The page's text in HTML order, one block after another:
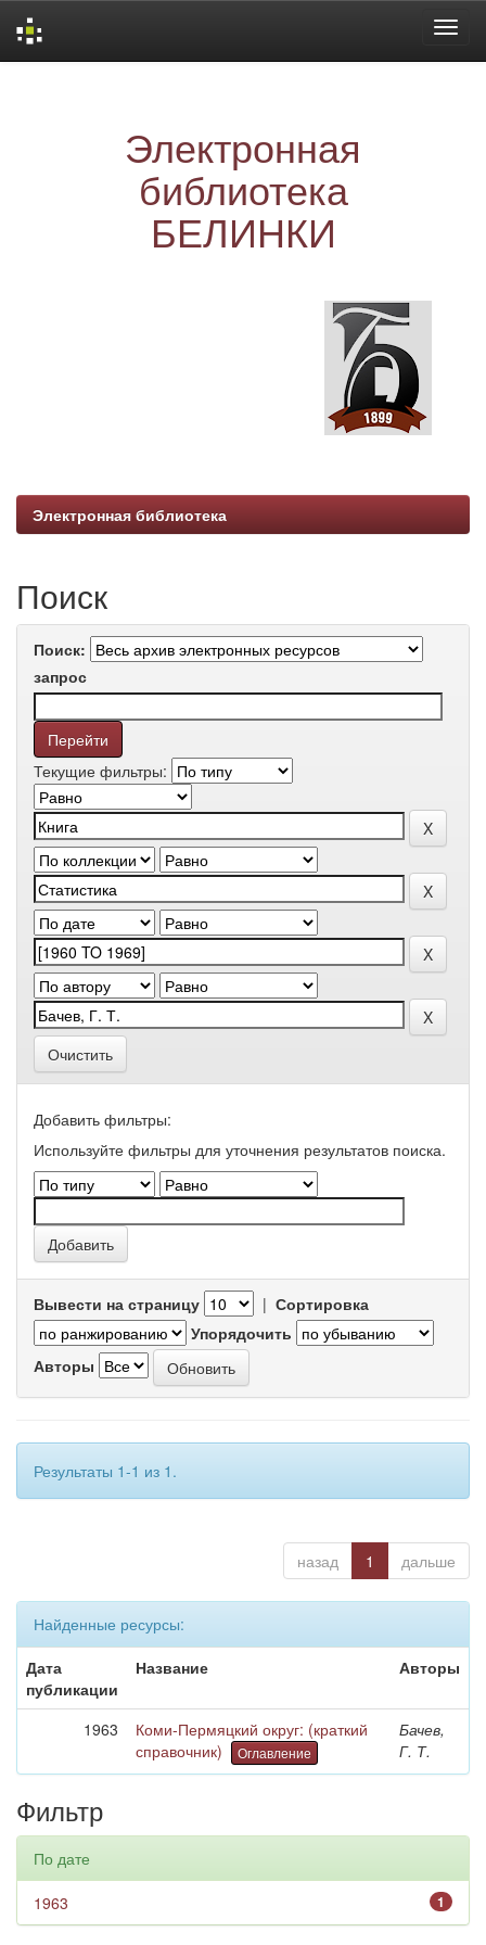
Электронная
библиотека
БЕЛИНКИ
Электронная библиотека
Поиск
Поиск:
запрос
Текущие фильтры:
Очистить
Добавить фильтры:
Используйте фильтры для уточнения результатов поиска.
Вывести на страницу | Сортировка
Упорядочить
Авторы
Результаты 1-1 из 1.
назад 1 дальше
Найденные ресурсы:
Дата
публикации
Название Авторы
1963
Коми-Пермяцкий округ: (краткий
справочник)
Оглавление
Бачев,
Г. Т.
Фильтр
По дате
1
1963